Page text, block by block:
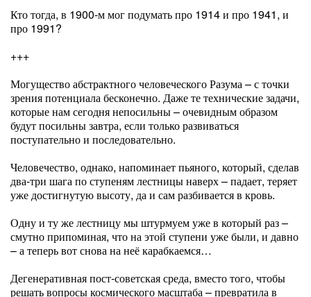
Кто тогда, в 1900-м мог подумать про 1914 и про 1941, и
про 1991?
+++
Могущество абстрактного человеческого Разума – с точки
зрения потенциала бесконечно. Даже те технические задачи,
которые нам сегодня непосильны – очевидным образом
будут посильны завтра, если только развиваться
поступательно и последовательно.
Человечество, однако, напоминает пьяного, который, сделав
два-три шага по ступеням лестницы наверх – падает, теряет
уже достигнутую высоту, да и сам разбивается в кровь.
Одну и ту же лестницу мы штурмуем уже в который раз –
смутно припоминая, что на этой ступени уже были, и давно
– а теперь вот снова на неё карабкаемся…
Дегенеративная пост-советская среда, вместо того, чтобы
решать вопросы космического масштаба – превратила в